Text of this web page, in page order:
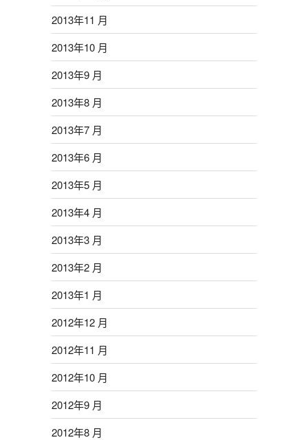
2013年11 月
2013年10 月
2013年9 月
2013年8 月
2013年7 月
2013年6 月
2013年5 月
2013年4 月
2013年3 月
2013年2 月
2013年1 月
2012年12 月
2012年11 月
2012年10 月
2012年9 月
2012年8 月